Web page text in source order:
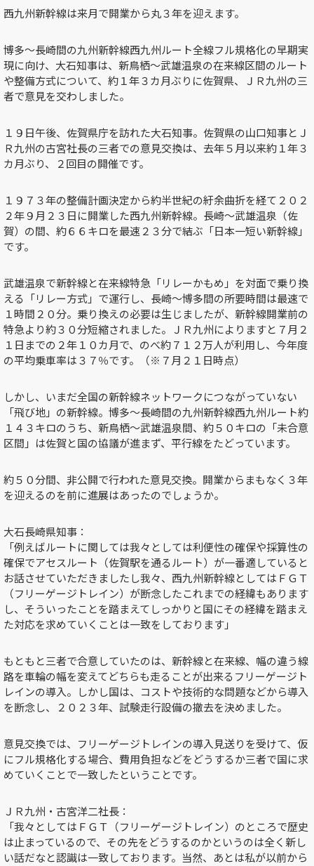
西九州新幹線は来月で開業から丸３年を迎えます。
博多～長崎間の九州新幹線西九州ルート全線フル規格化の早期実
現に向け、大石知事は、新鳥栖～武雄温泉の在来線区間のルート
や整備方式について、約１年３カ月ぶりに佐賀県、ＪＲ九州の三
者で意見を交わしました。
１９日午後、佐賀県庁を訪れた大石知事。佐賀県の山口知事とＪ
Ｒ九州の古宮社長の三者での意見交換は、去年５月以来約１年３
カ月ぶり、２回目の開催です。
１９７３年の整備計画決定から約半世紀の紆余曲折を経て２０２
２年９月２３日に開業した西九州新幹線。長崎～武雄温泉（佐
賀）の間、約６６キロを最速２３分で結ぶ「日本一短い新幹線」
です。
武雄温泉で新幹線と在来線特急「リレーかもめ」を対面で乗り換
える「リレー方式」で運行し、長崎～博多間の所要時間は最速で
１時間２０分。乗り換えの必要は生じましたが、新幹線開業前の
特急より約３０分短縮されました。ＪＲ九州によりますと７月２
１日までの２年１０カ月で、のべ約７１２万人が利用し、今年度
の平均乗車率は３７％です。（※７月２１日時点）
しかし、いまだ全国の新幹線ネットワークにつながっていない
「飛び地」の新幹線。博多～長崎間の九州新幹線西九州ルート約
１４３キロのうち、新鳥栖～武雄温泉間、約５０キロの「未合意
区間」は佐賀と国の協議が進まず、平行線をたどっています。
約５０分間、非公開で行われた意見交換。開業からまもなく３年
を迎えるのを前に進展はあったのでしょうか。
大石長崎県知事：
「例えばルートに関しては我々としては利便性の確保や採算性の
確保でアセスルート（佐賀駅を通るルート）が一番適していると
お話させていただきましたし我々、西九州新幹線としてはＦＧＴ
（フリーゲージトレイン）が断念したこれまでの経緯もあります
し、そういったことを踏まえてしっかりと国にその経緯を踏まえ
た対応を求めていくことは一致をしております」
もともと三者で合意していたのは、新幹線と在来線、幅の違う線
路を車輪の幅を変えてどちらも走ることが出来るフリーゲージト
レインの導入。しかし国は、コストや技術的な問題などから導入
を断念し、２０２３年、試験走行設備の撤去を決めました。
意見交換では、フリーゲージトレインの導入見送りを受けて、仮
にフル規格化する場合、費用負担などをどうするか三者で国に求
めていくことで一致したということです。
ＪＲ九州・古宮洋二社長：
「我々としてはＦＧＴ（フリーゲージトレイン）のところで歴史
は止まっているので、その先をどうするのかというのは全く新し
い話だなと認識は一致しております。当然、あとは私が以前から